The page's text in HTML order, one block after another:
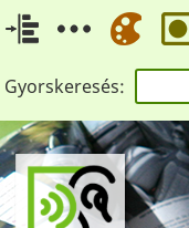
Gyorskeresés: